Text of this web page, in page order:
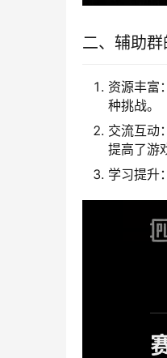
二、辅助
资源丰富
种挑战。
交流互动
提高了游
学习提升